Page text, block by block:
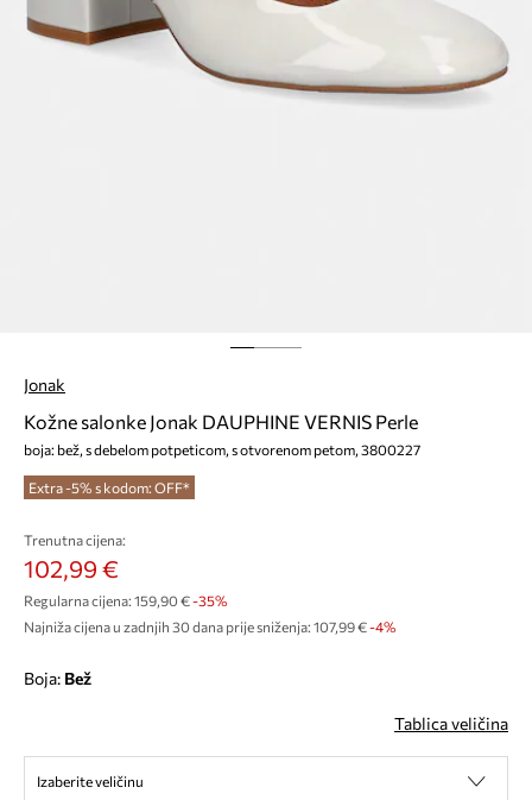
Jonak
Kožne salonke Jonak DAUPHINE VERNIS Perle
boja: bež, s debelom potpeticom, s otvorenom petom, 3800227
Extra -5% s kodom: OFF*
Trenutna cijena:
102,99 €
Regularna cijena: 159,90 €-35%
Najniža cijena u zadnjih 30 dana prije sniženja: 107,99 € -4%
Boja: bež
Tablica veličina
Izaberite veličinu